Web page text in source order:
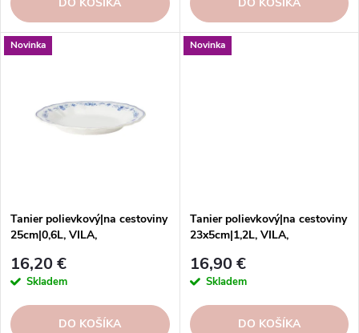
Novinka
Tanier polievkový|na cestoviny
25cm|0,6L, VILA,
16,20 €
Skladem
DO KOŠÍKA
Novinka
Tanier polievkový|na cestoviny
23x5cm|1,2L, VILA,
16,90 €
Skladem
DO KOŠÍKA